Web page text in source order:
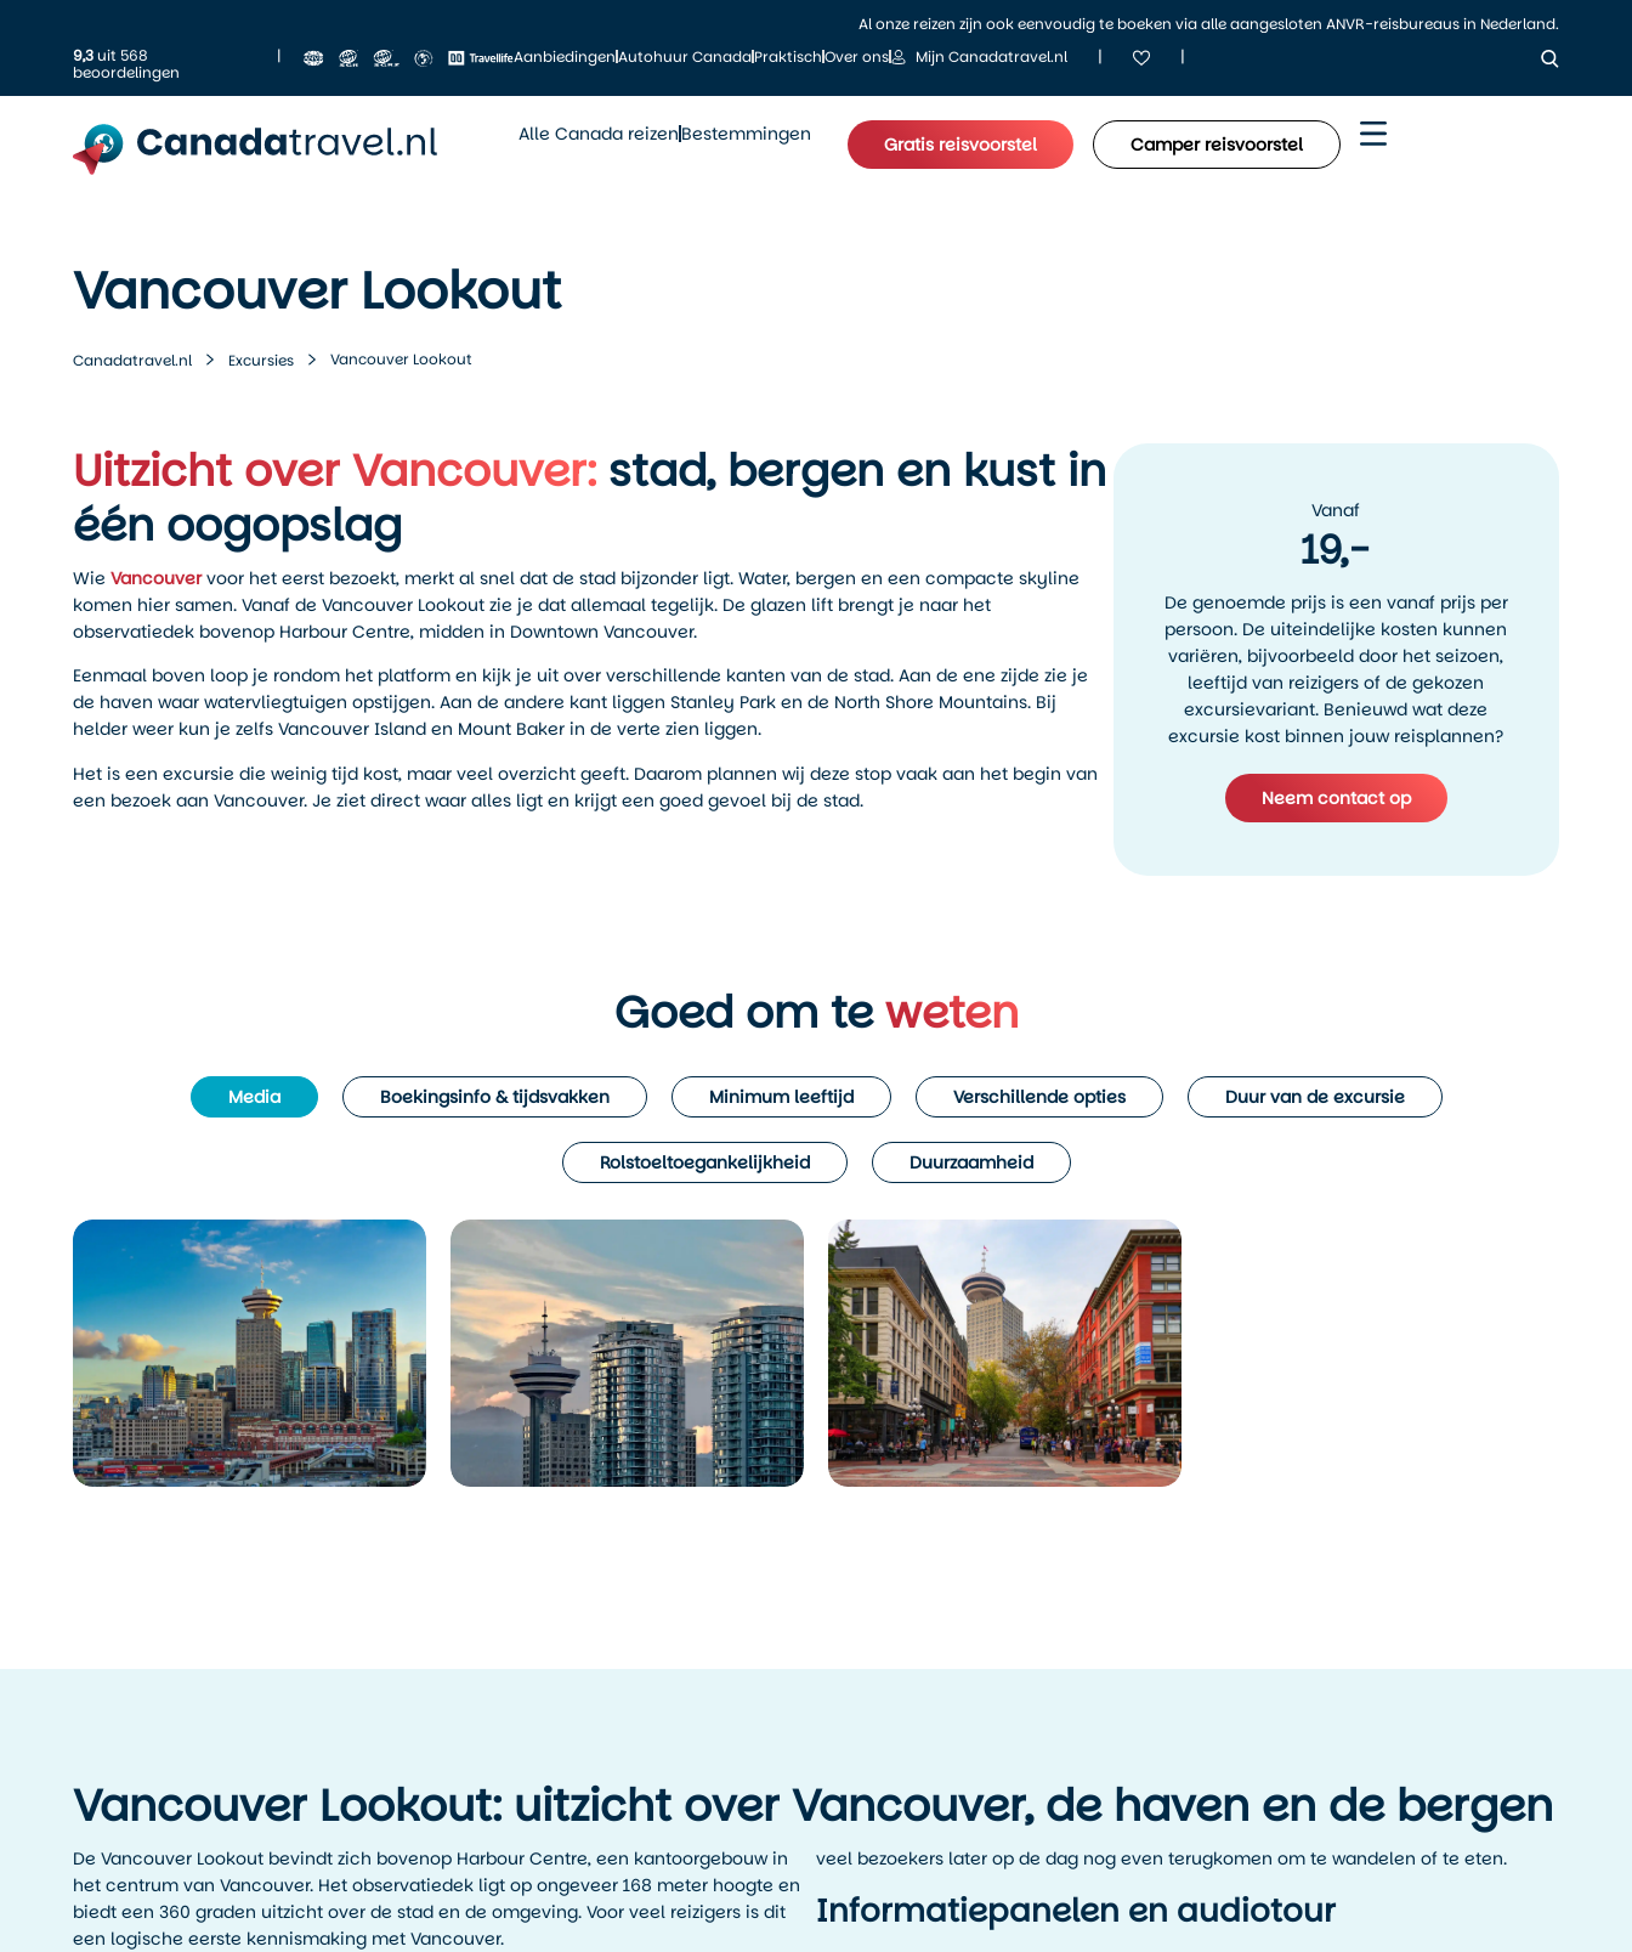
Al onze reizen zijn ook eenvoudig te boeken via alle aangesloten ANVR-reisbureaus in Nederland.
9,3uit 568
beoordelingen
| AanbiedingenAutohuur CanadaPraktischOver ons Mijn Canadatravel.nl | |
Alle Canada reizen Bestemmingen Gratis reisvoorstel Camper reisvoorstel
Vancouver Lookout
Canadatravel.nl Excursies Vancouver Lookout
Uitzicht over Vancouver: stad, bergen en kust in
één oogopslag
Wie Vancouvervoor het eerst bezoekt, merkt al snel dat de stad bijzonder ligt. Water, bergen en een compacte skyline
komen hier samen. Vanaf de Vancouver Lookout zie je dat allemaal tegelijk. De glazen lift brengt je naar het
observatiedek bovenop Harbour Centre, midden in Downtown Vancouver.
Eenmaal boven loop je rondom het platform en kijk je uit over verschillende kanten van de stad. Aan de ene zijde zie je
de haven waar watervliegtuigen opstijgen. Aan de andere kant liggen Stanley Park en de North Shore Mountains. Bij
helder weer kun je zelfs Vancouver Island en Mount Baker in de verte zien liggen.
Het is een excursie die weinig tijd kost, maar veel overzicht geeft. Daarom plannen wij deze stop vaak aan het begin van
een bezoek aan Vancouver. Je ziet direct waar alles ligt en krijgt een goed gevoel bij de stad.
Vanaf
19,-
De genoemde prijs is een vanaf prijs per
persoon. De uiteindelijke kosten kunnen
variëren, bijvoorbeeld door het seizoen,
leeftijd van reizigers of de gekozen
excursievariant. Benieuwd wat deze
excursie kost binnen jouw reisplannen?
Neem contact op
Goed om teweten
Media Boekingsinfo & tijdsvakken Minimum leeftijd Verschillende opties Duur van de excursie
Rolstoeltoegankelijkheid Duurzaamheid
Vancouver Lookout: uitzicht over Vancouver, de haven en de bergen
De Vancouver Lookout bevindt zich bovenop Harbour Centre, een kantoorgebouw in
het centrum van Vancouver. Het observatiedek ligt op ongeveer 168 meter hoogte en
biedt een 360 graden uitzicht over de stad en de omgeving. Voor veel reizigers is dit
een logische eerste kennismaking met Vancouver.
veel bezoekers later op de dag nog even terugkomen om te wandelen of te eten.
Informatiepanelen en audiotour